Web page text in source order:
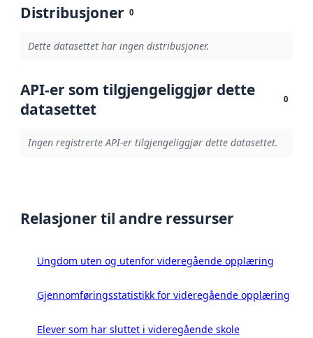
Distribusjoner 0
Dette datasettet har ingen distribusjoner.
API-er som tilgjengeliggjør dette
datasettet
0
Ingen registrerte API-er tilgjengeliggjør dette datasettet.
Relasjoner til andre ressurser
Ungdom uten og utenfor videregående opplæring
Gjennomføringsstatistikk for videregående opplæring
Elever som har sluttet i videregående skole